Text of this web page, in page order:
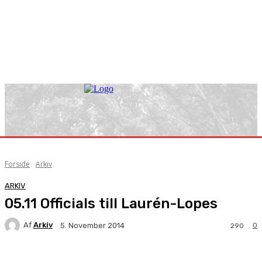
Forside Arkiv
ARKIV
05.11 Officials till Laurén-Lopes
Af Arkiv 5. November 2014 0
290